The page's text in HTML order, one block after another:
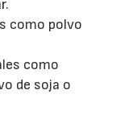
como polvo
como
de soja o